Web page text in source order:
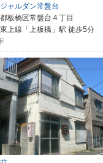
ャルダン常盤台
板橋区常盤台４丁目
上線「上板橋」駅 徒歩5分